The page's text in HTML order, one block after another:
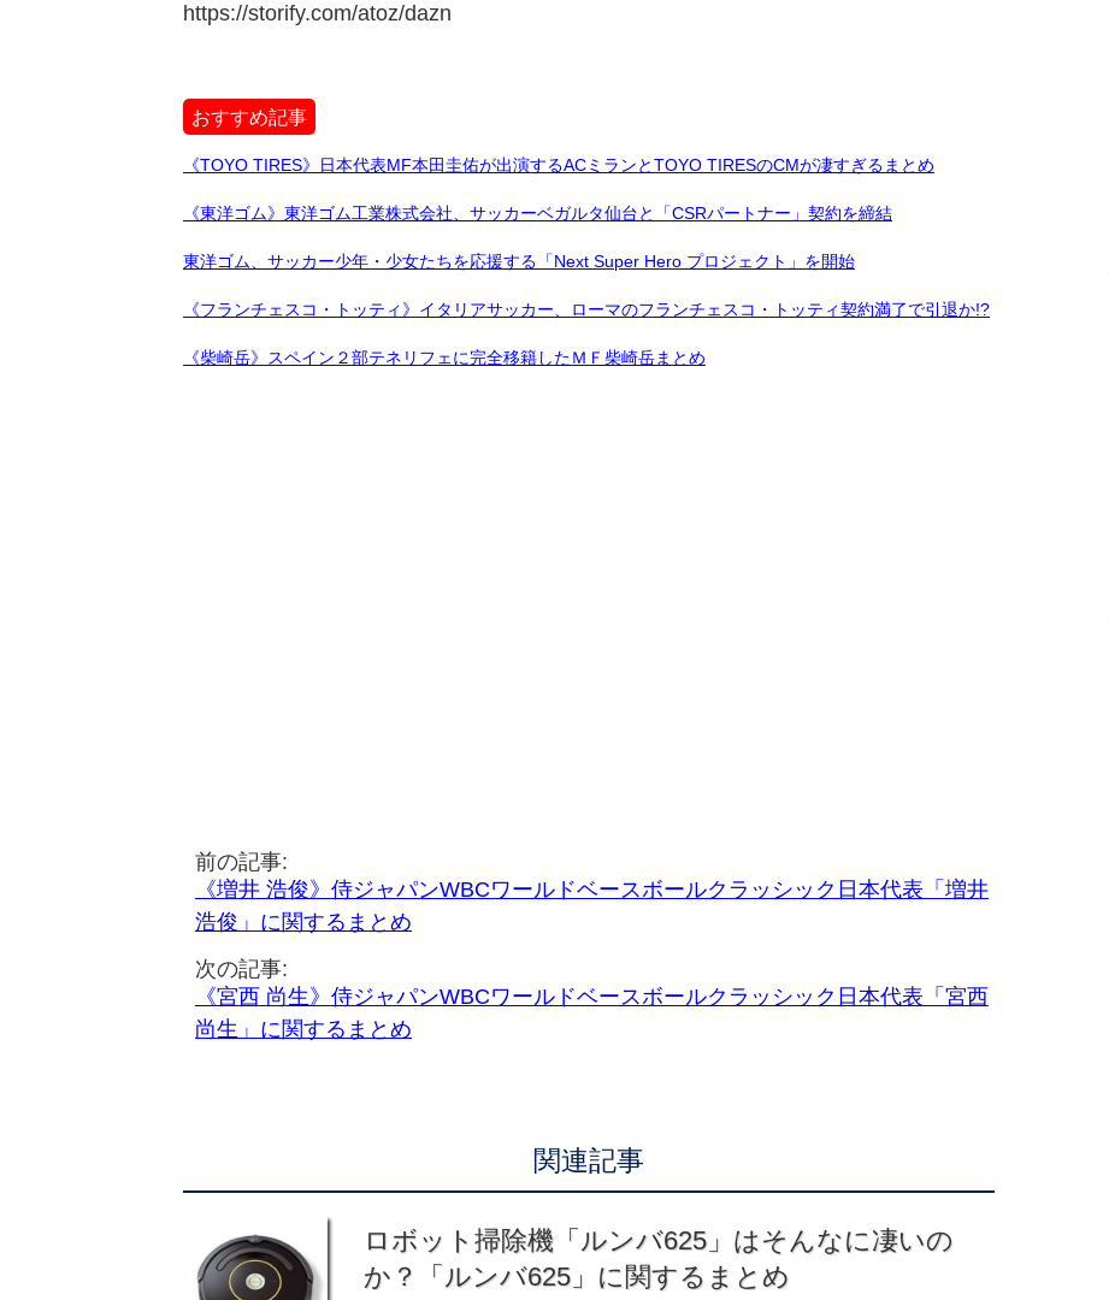
https://storify.com/atoz/dazn
おすすめ記事
《TOYO TIRES》日本代表MF本田圭佑が出演するACミランとTOYO TIRESのCMが凄すぎるまとめ
《東洋ゴム》東洋ゴム工業株式会社、サッカーベガルタ仙台と「CSRパートナー」契約を締結
東洋ゴム、サッカー少年・少女たちを応援する「Next Super Hero プロジェクト」を開始
《フランチェスコ・トッティ》イタリアサッカー、ローマのフランチェスコ・トッティ契約満了で引退か!?
《柴崎岳》スペイン２部テネリフェに完全移籍したＭＦ柴崎岳まとめ
前の記事:
《増井 浩俊》侍ジャパンWBCワールドベースボールクラッシック日本代表「増井
浩俊」に関するまとめ
次の記事:
《宮西 尚生》侍ジャパンWBCワールドベースボールクラッシック日本代表「宮西
尚生」に関するまとめ
関連記事
ロボット掃除機「ルンバ625」はそんなに凄いの
か？「ルンバ625」に関するまとめ